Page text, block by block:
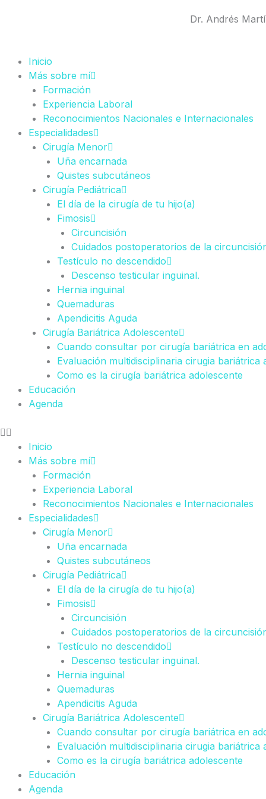
Dr. Andrés
Inicio
Más sobre mí
Formación
Experiencia Laboral
Reconocimientos Nacionales e Internacionales
Especialidades
Cirugía Menor
Uña encarnada
Quistes subcutáneos
Cirugía Pediátrica
El día de la cirugía de tu hijo(a)
Fimosis
Circuncisión
Cuidados postoperatorios de la
Testículo no descendido
Descenso testicular inguinal.
Hernia inguinal
Quemaduras
Apendicitis Aguda
Cirugía Bariátrica Adolescente
Cuando consultar por cirugía bariátrica en
Evaluación multidisciplinaria cirugia bariátrica
Como es la cirugía bariátrica adolescente
Educación
Agenda
Inicio
Más sobre mí
Formación
Experiencia Laboral
Reconocimientos Nacionales e Internacionales
Especialidades
Cirugía Menor
Uña encarnada
Quistes subcutáneos
Cirugía Pediátrica
El día de la cirugía de tu hijo(a)
Fimosis
Circuncisión
Cuidados postoperatorios de la
Testículo no descendido
Descenso testicular inguinal.
Hernia inguinal
Quemaduras
Apendicitis Aguda
Cirugía Bariátrica Adolescente
Cuando consultar por cirugía bariátrica en
Evaluación multidisciplinaria cirugia bariátrica
Como es la cirugía bariátrica adolescente
Educación
Agenda